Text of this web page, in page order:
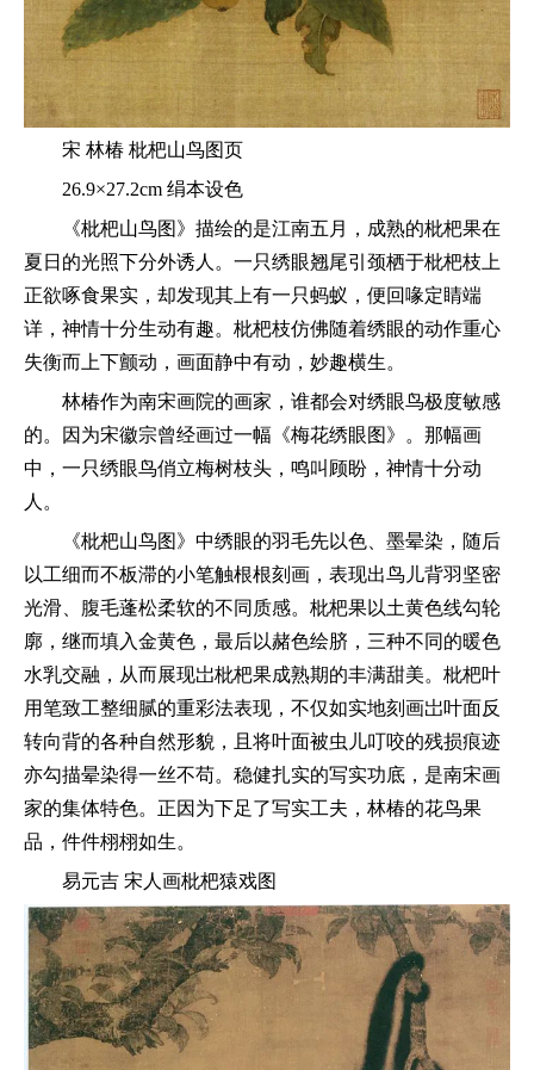
宋 林椿 枇杷山鸟图页
26.9×27.2cm 绢本设色
《枇杷山鸟图》描绘的是江南五月，成熟的枇杷果在
夏日的光照下分外诱人。一只绣眼翘尾引颈栖于枇杷枝上
正欲啄食果实，却发现其上有一只蚂蚁，便回喙定睛端
详，神情十分生动有趣。枇杷枝仿佛随着绣眼的动作重心
失衡而上下颤动，画面静中有动，妙趣横生。
林椿作为南宋画院的画家，谁都会对绣眼鸟极度敏感
的。因为宋徽宗曾经画过一幅《梅花绣眼图》。那幅画
中，一只绣眼鸟俏立梅树枝头，鸣叫顾盼，神情十分动
人。
《枇杷山鸟图》中绣眼的羽毛先以色、墨晕染，随后
以工细而不板滞的小笔触根根刻画，表现出鸟儿背羽坚密
光滑、腹毛蓬松柔软的不同质感。枇杷果以土黄色线勾轮
廓，继而填入金黄色，最后以赭色绘脐，三种不同的暖色
水乳交融，从而展现岀枇杷果成熟期的丰满甜美。枇杷叶
用笔致工整细腻的重彩法表现，不仅如实地刻画岀叶面反
转向背的各种自然形貌，且将叶面被虫儿叮咬的残损痕迹
亦勾描晕染得一丝不苟。稳健扎实的写实功底，是南宋画
家的集体特色。正因为下足了写实工夫，林椿的花鸟果
品，件件栩栩如生。
易元吉 宋人画枇杷猿戏图